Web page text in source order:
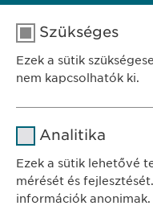
Telefon.: +36-1/
E-mail:pr@
Szükséges
Ezek a sütik
nem kapcsolhatók ki.
Időtartam
Analitika
Ezek a sütik lehetővé
mérését és
információk anonimak.